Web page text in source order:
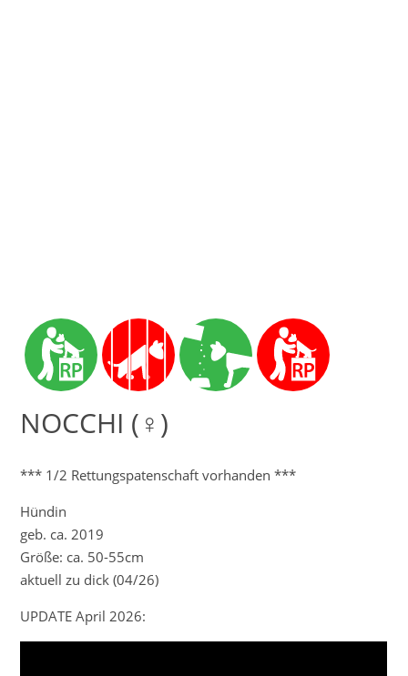
NOCCHI (♀)
*** 1/2 Rettungspatenschaft vorhanden ***
Hündin
geb. ca. 2019
Größe: ca. 50-55cm
aktuell zu dick (04/26)
UPDATE April 2026: